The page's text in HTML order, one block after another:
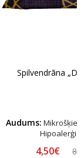
Spilvendrāna
Audums:
4,50€